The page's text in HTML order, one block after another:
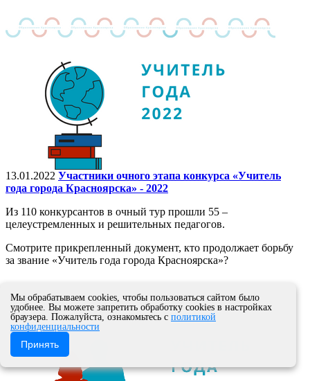
13.01.2022 Участники очного этапа конкурса «Учитель
года города Красноярска» - 2022
Из 110 конкурсантов в очный тур прошли 55 –
целеустремленных и решительных педагогов.
Смотрите прикрепленный документ, кто продолжает борьбу
за звание «Учитель года города Красноярска»?
Мы обрабатываем cookies, чтобы пользоваться сайтом было
удобнее. Вы можете запретить обработку cookies в настройках
браузера. Пожалуйста, ознакомьтесь с политикой
конфиденциальности
Принять